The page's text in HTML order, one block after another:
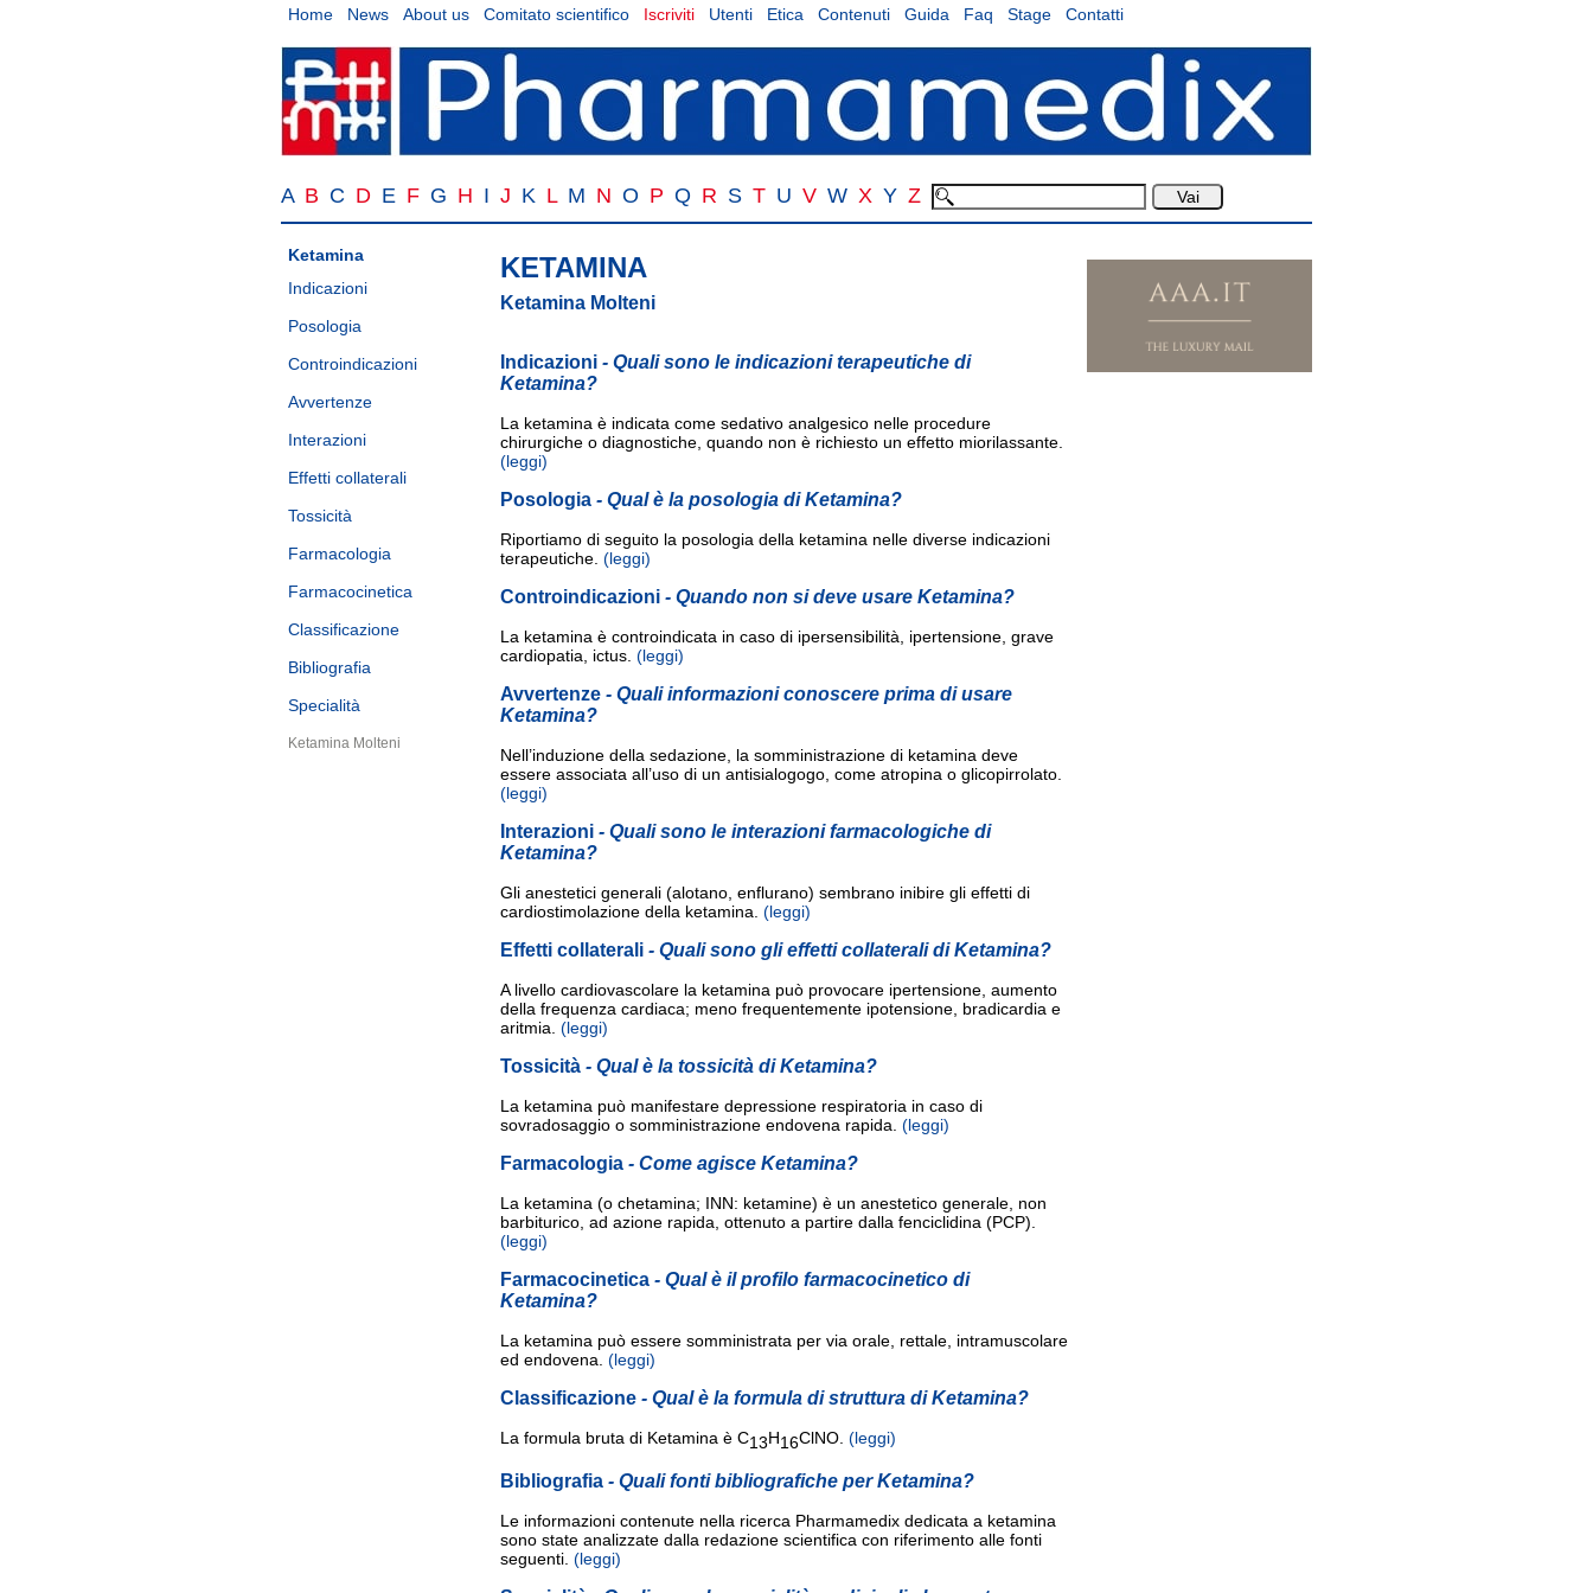
Home News About us Comitato scientifico Iscriviti Utenti Etica Contenuti Guida Faq Stage Contatti
A B C D E F G H I J K L M N O P Q R S T U V W X Y Z
Ketamina
Indicazioni
Posologia
Controindicazioni
Avvertenze
Interazioni
Effetti collaterali
Tossicità
Farmacologia
Farmacocinetica
Classificazione
Bibliografia
Specialità
Ketamina Molteni
KETAMINA
Ketamina Molteni
Indicazioni - Quali sono le indicazioni terapeutiche di
Ketamina?
La ketamina è indicata come sedativo analgesico nelle procedure
chirurgiche o diagnostiche, quando non è richiesto un effetto miorilassante.
(leggi)
Posologia - Qual è la posologia di Ketamina?
Riportiamo di seguito la posologia della ketamina nelle diverse indicazioni
terapeutiche. (leggi)
Controindicazioni - Quando non si deve usare Ketamina?
La ketamina è controindicata in caso di ipersensibilità, ipertensione, grave
cardiopatia, ictus. (leggi)
Avvertenze - Quali informazioni conoscere prima di usare
Ketamina?
Nell’induzione della sedazione, la somministrazione di ketamina deve
essere associata all’uso di un antisialogogo, come atropina o glicopirrolato.
(leggi)
Interazioni - Quali sono le interazioni farmacologiche di
Ketamina?
Gli anestetici generali (alotano, enflurano) sembrano inibire gli effetti di
cardiostimolazione della ketamina. (leggi)
Effetti collaterali - Quali sono gli effetti collaterali di Ketamina?
A livello cardiovascolare la ketamina può provocare ipertensione, aumento
della frequenza cardiaca; meno frequentemente ipotensione, bradicardia e
aritmia. (leggi)
Tossicità - Qual è la tossicità di Ketamina?
La ketamina può manifestare depressione respiratoria in caso di
sovradosaggio o somministrazione endovena rapida. (leggi)
Farmacologia - Come agisce Ketamina?
La ketamina (o chetamina; INN: ketamine) è un anestetico generale, non
barbiturico, ad azione rapida, ottenuto a partire dalla fenciclidina (PCP).
(leggi)
Farmacocinetica - Qual è il profilo farmacocinetico di
Ketamina?
La ketamina può essere somministrata per via orale, rettale, intramuscolare
ed endovena. (leggi)
Classificazione - Qual è la formula di struttura di Ketamina?
La formula bruta di Ketamina è C13H16ClNO. (leggi)
Bibliografia - Quali fonti bibliografiche per Ketamina?
Le informazioni contenute nella ricerca Pharmamedix dedicata a ketamina
sono state analizzate dalla redazione scientifica con riferimento alle fonti
seguenti. (leggi)